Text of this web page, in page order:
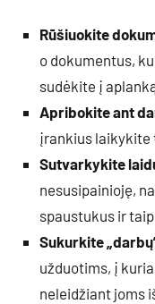
Rūšiuokite
o dokumentus,
sudėkite į
Apribokite ant
įrankius laikykite
Sutvarkykite
nesusipainioję,
spaustukus ir
Sukurkite
užduotims, į
neleidžiant joms